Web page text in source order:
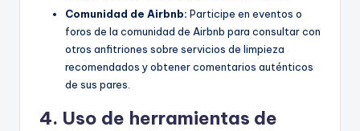
Comunidad de Airbnb: Participe en eventos o
foros de la comunidad de Airbnb para consultar con
otros anfitriones sobre servicios de limpieza
recomendados y obtener comentarios auténticos
de sus pares.
4. Uso de herramientas de